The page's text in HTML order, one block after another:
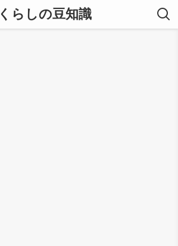
くらしの豆知識